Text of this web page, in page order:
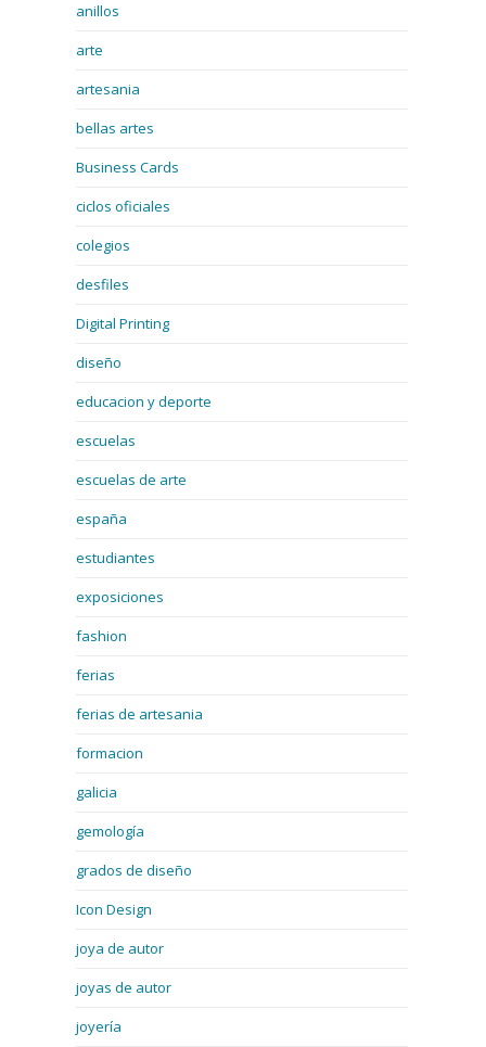
anillos
arte
artesania
bellas artes
Business Cards
ciclos oficiales
colegios
desfiles
Digital Printing
diseño
educacion y deporte
escuelas
escuelas de arte
españa
estudiantes
exposiciones
fashion
ferias
ferias de artesania
formacion
galicia
gemología
grados de diseño
Icon Design
joya de autor
joyas de autor
joyería